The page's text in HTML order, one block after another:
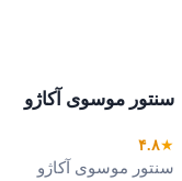
سنتور موسوی آکاژو
★۴.۸
سنتور موسوی آکاژو